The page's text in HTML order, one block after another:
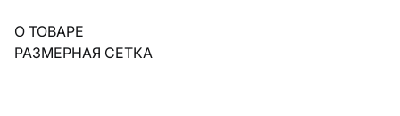
О ТОВАРЕ
РАЗМЕРНАЯ СЕТКА